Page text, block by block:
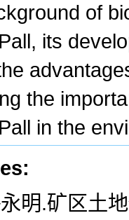
of
its
the
in the
永明.矿区土